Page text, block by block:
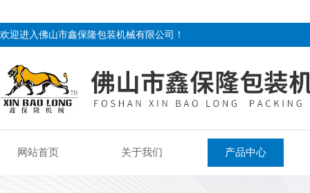
欢迎进入佛山市鑫保隆包装机械有限公司！
网站首页 关于我们 产品中心